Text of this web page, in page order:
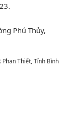
Phú Thủy,
Phan Thiết, Tỉnh Bình